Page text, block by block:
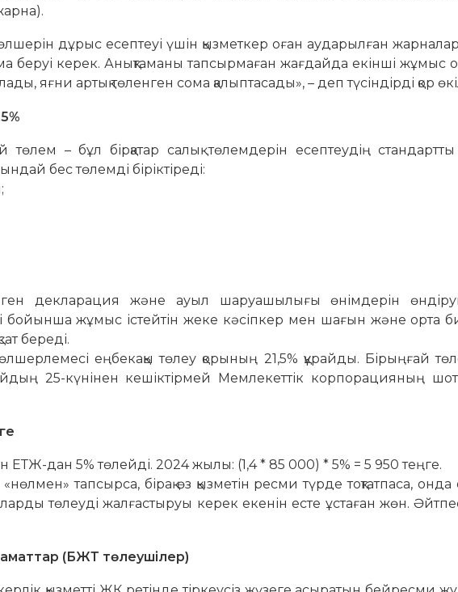
дұрыс есептеуі үшін қызметкер оған аударылған
беруі керек. Анықтаманы тапсырмаған жағдайда екінші жұмыс
яғни артық төленген сома қалыптасады», – деп түсіндірді қор
төлем – бұл бірқатар салық төлемдерін есептеудің стандартты
бес төлемді біріктіреді:
декларация және ауыл шаруашылығы өнімдерін
бойынша жұмыс істейтін жеке кәсіпкер мен шағын және орта
береді.
еңбекақы төлеу қорының 21,5% құрайды. Бірыңғай
25-күнінен кешіктірмей Мемлекеттік корпорацияның
ЕТЖ-дан 5% төлейді. 2024 жылы: (1,4 * 85 000) * 5% = 5 950 теңге.
тапсырса, бірақ өз қызметін ресми түрде тоқтатпаса, онда
төлеуді жалғастыруы керек екенін есте ұстаған жөн.
(БЖТ төлеушілер)